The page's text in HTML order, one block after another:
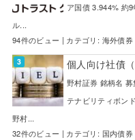
ア国債 3.944% 約
ル...
94件のビュー | カテゴリ: 海外債券
個人向け社債
野村証券 銘柄名
テナビリティボン
野村...
32件のビュー | カテゴリ: 国内債券